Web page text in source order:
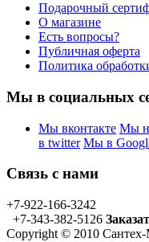
Подарочный
О магазине
Есть вопросы?
Публичная оферта
Политика
Мы в социальных
Мы вконтакте Мы
в twitter Мы в
Связь с нами
+7-922-166-3242
+7-343-382-5126
Copyright © 2010